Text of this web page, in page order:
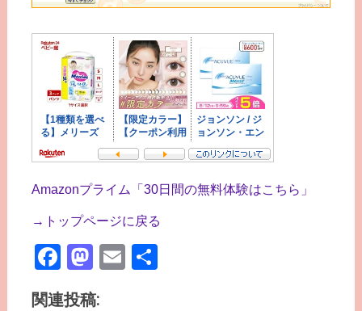
Amazonプライム「30日間の無料体験はこちら」
→トップページに戻る
Facebook
Mastodon
Email
関連投稿: